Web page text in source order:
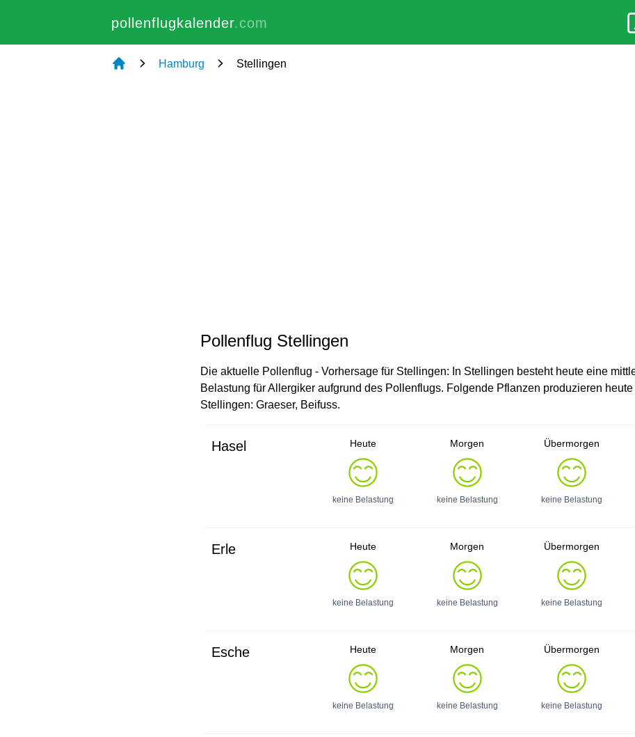
pollenflugkalender.com
Hamburg Stellingen
Pollenflug Stellingen
Die aktuelle Pollenflug - Vorhersage für Stellingen: In Stellingen besteht heute eine
Belastung für Allergiker aufgrund des Pollenflugs. Folgende Pflanzen produzieren
Stellingen: Graeser, Beifuss.
Hasel Heute
keine Belastung
Morgen
keine Belastung
Übermorgen
keine Belastung
Erle Heute
keine Belastung
Morgen
keine Belastung
Übermorgen
keine Belastung
Esche Heute
keine Belastung
Morgen
keine Belastung
Übermorgen
keine Belastung